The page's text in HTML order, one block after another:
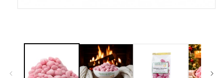
öffnen